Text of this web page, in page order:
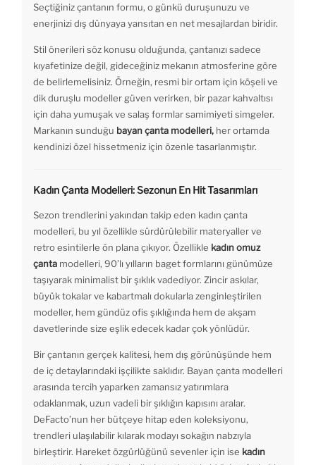
Seçtiğiniz çantanın formu, o günkü duruşunuzu ve
enerjinizi dış dünyaya yansıtan en net mesajlardan biridir.
Stil önerileri söz konusu olduğunda, çantanızı sadece
kıyafetinize değil, gideceğiniz mekanın atmosferine göre
de belirlemelisiniz. Örneğin, resmi bir ortam için köşeli ve
dik duruşlu modeller güven verirken, bir pazar kahvaltısı
için daha yumuşak ve salaş formlar samimiyeti simgeler.
Markanın sunduğu bayan çanta modelleri, her ortamda
kendinizi özel hissetmeniz için özenle tasarlanmıştır.
Kadın Çanta Modelleri: Sezonun En Hit Tasarımları
Sezon trendlerini yakından takip eden kadın çanta
modelleri, bu yıl özellikle sürdürülebilir materyaller ve
retro esintilerle ön plana çıkıyor. Özellikle kadın omuz
çanta modelleri, 90’lı yılların baget formlarını günümüze
taşıyarak minimalist bir şıklık vadediyor. Zincir askılar,
büyük tokalar ve kabartmalı dokularla zenginleştirilen
modeller, hem gündüz ofis şıklığında hem de akşam
davetlerinde size eşlik edecek kadar çok yönlüdür.
Bir çantanın gerçek kalitesi, hem dış görünüşünde hem
de iç detaylarındaki işçilikte saklıdır. Bayan çanta modelleri
arasında tercih yaparken zamansız yatırımlara
odaklanmak, uzun vadeli bir şıklığın kapısını aralar.
DeFacto’nun her bütçeye hitap eden koleksiyonu,
trendleri ulaşılabilir kılarak modayı sokağın nabzıyla
birleştirir. Hareket özgürlüğünü sevenler için ise kadın